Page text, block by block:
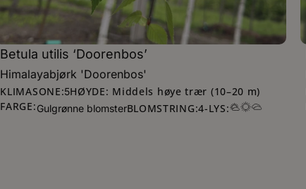
Betula utilis ‘Doorenbos’
Himalayabjørk 'Doorenbos'
KLIMASONE:5HØYDE: Middels høye trær (10–20 m)
FARGE:Gulgrønne blomsterBLOMSTRING:4-LYS: